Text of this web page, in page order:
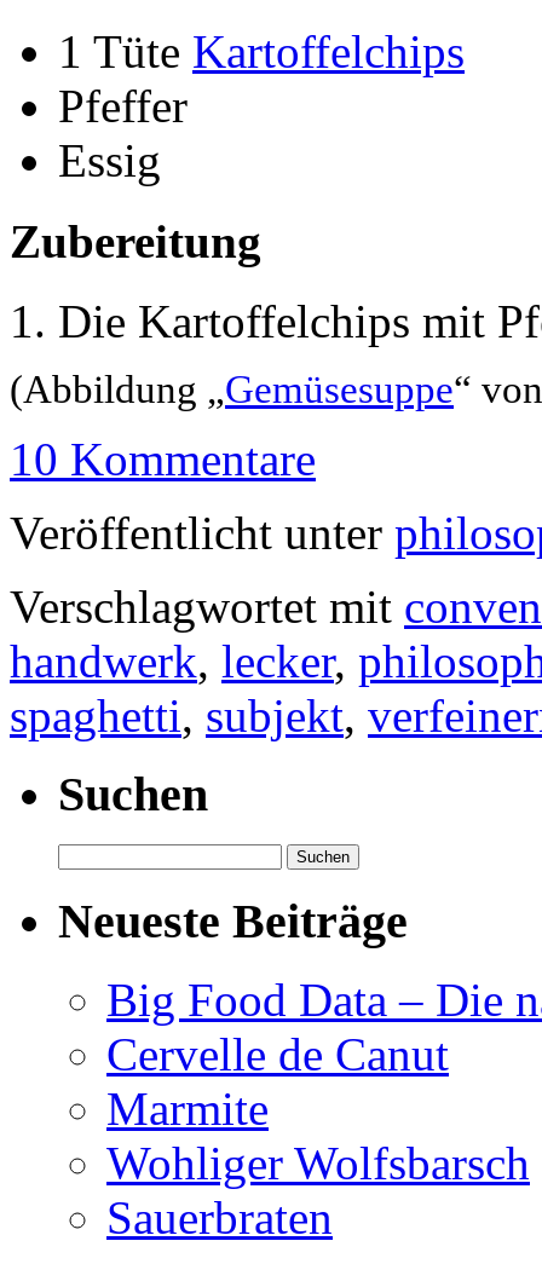
1 Tüte Kartoffelchips
Pfeffer
Essig
Zubereitung
Die Kartoffelchips mit
(Abbildung „Gemüsesuppe“
10 Kommentare
Veröffentlicht unter
Verschlagwortet mit
handwerk, lecker,
spaghetti, subjekt,
Suchen
nach:
Neueste Beiträge
Big Food Data – Die
Cervelle de Canut
Marmite
Wohliger Wolfsbarsch
Sauerbraten